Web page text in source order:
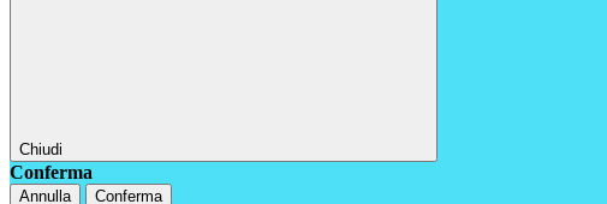
Chiudi
Conferma
Annulla Conferma